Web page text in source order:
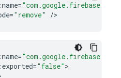
:name=
="remove" />
:name=
: exported="false"